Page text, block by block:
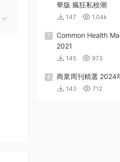
華版 瘋狂私校潮
147 1.04k
7
Common Health
2021
145 973
8 商業周刊精選 2024
143 712